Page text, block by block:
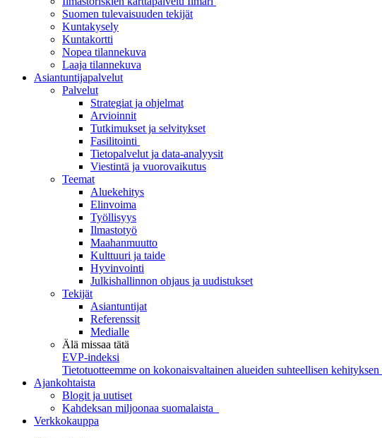
Suomen tulevaisuuden tekijät
Kuntakysely
Kuntakortti
Nopea tilannekuva
Laaja tilannekuva
Asiantuntijapalvelut
Palvelut
Strategiat ja ohjelmat
Arvioinnit
Tutkimukset ja selvitykset
Fasilitointi
Tietopalvelut ja data-analyysit
Viestintä ja vuorovaikutus
Teemat
Aluekehitys
Elinvoima
Työllisyys
Ilmastotyö
Maahanmuutto
Kulttuuri ja taide
Hyvinvointi
Julkishallinnon ohjaus ja uudistukset
Tekijät
Asiantuntijat
Referenssit
Medialle
Älä missaa tätä
EVP-indeksi
Tietotuotteemme on kokonaisvaltainen alueiden suhteellisen
Ajankohtaista
Blogit ja uutiset
Kahdeksan miljoonaa suomalaista
Verkkokauppa